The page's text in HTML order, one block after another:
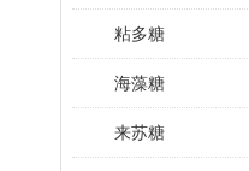
粘多糖
海藻糖
来苏糖